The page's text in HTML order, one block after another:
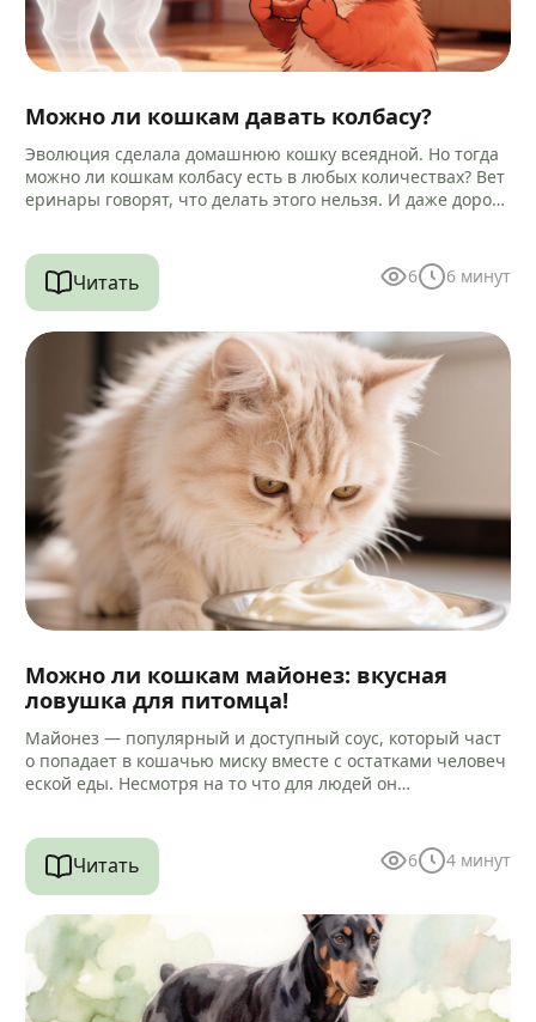
Можно ли кошкам давать колбасу?
Эволюция сделала домашнюю кошку всеядной. Но тогда
можно ли кошкам колбасу есть в любых количествах? Вет
еринары говорят, что делать этого нельзя. И даже дороги
Читать 6 6 минут
Можно ли кошкам майонез: вкусная
ловушка для питомца!
Майонез — популярный и доступный соус, который част
о попадает в кошачью миску вместе с остатками человеч
еской еды. Несмотря на то что для людей он…
Читать 6 4 минут